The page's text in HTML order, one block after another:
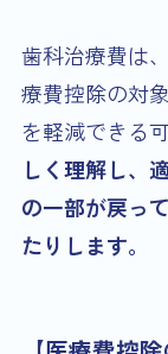
歯科治療費は
療費控除の対
を軽減できる
しく理解し、
の一部が戻っ
たりします。